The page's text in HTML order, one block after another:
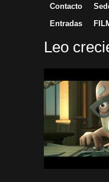
Contacto
Entradas
Leo